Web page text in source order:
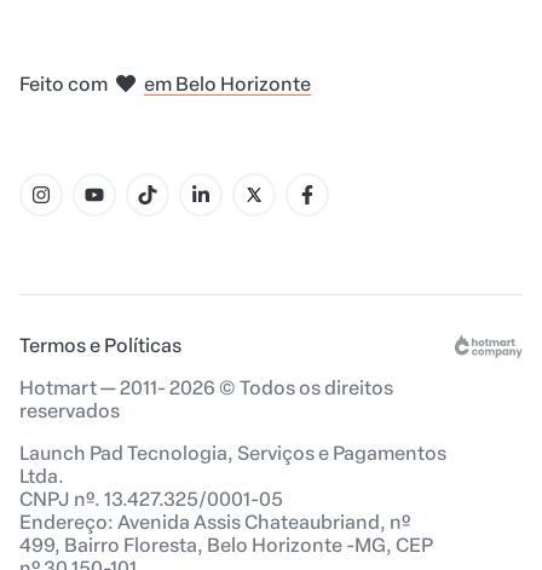
Feito com em Belo Horizonte
Termos e Políticas
Hotmart — 2011- 2026 © Todos os direitos
reservados
Launch Pad Tecnologia, Serviços e Pagamentos
Ltda.
CNPJ nº. 13.427.325/0001-05
Endereço: Avenida Assis Chateaubriand, nº
499, Bairro Floresta, Belo Horizonte -MG, CEP